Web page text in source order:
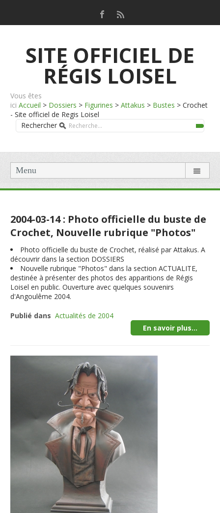
SITE OFFICIEL DE
RÉGIS LOISEL
Vous êtes
ici Accueil > Dossiers > Figurines > Attakus > Bustes > Crochet
- Site officiel de Regis Loisel
Rechercher
Menu
2004-03-14 : Photo officielle du buste de
Crochet, Nouvelle rubrique "Photos"
Photo officielle du buste de Crochet, réalisé par Attakus. A
découvrir dans la section DOSSIERS
Nouvelle rubrique "Photos" dans la section ACTUALITE,
destinée à présenter des photos des apparitions de Régis
Loisel en public. Ouverture avec quelques souvenirs
d'Angoulême 2004.
Publié dans Actualités de 2004
En savoir plus...